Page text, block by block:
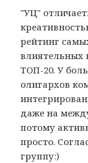
"УЦ"
рейтинг
влиятельных
ТОП-20. У
олигархов
даже на
потому
просто.
группу:)